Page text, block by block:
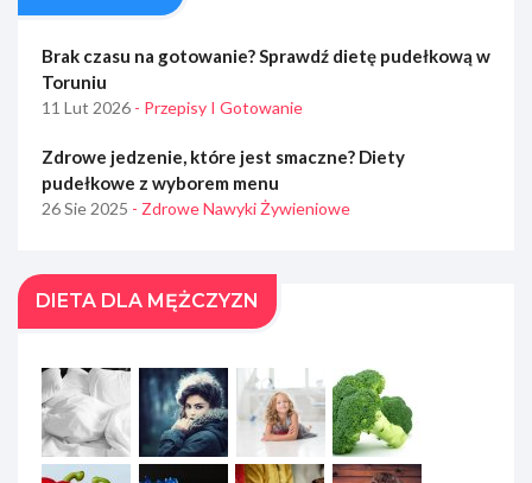
Brak czasu na gotowanie? Sprawdź dietę pudełkową w
Toruniu
11 Lut 2026 - Przepisy I Gotowanie
Zdrowe jedzenie, które jest smaczne? Diety
pudełkowe z wyborem menu
26 Sie 2025 - Zdrowe Nawyki Żywieniowe
DIETA DLA MĘŻCZYZN